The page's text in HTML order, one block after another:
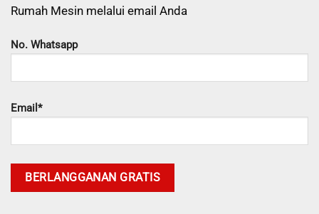
Rumah Mesin melalui email Anda
No. Whatsapp
Email*